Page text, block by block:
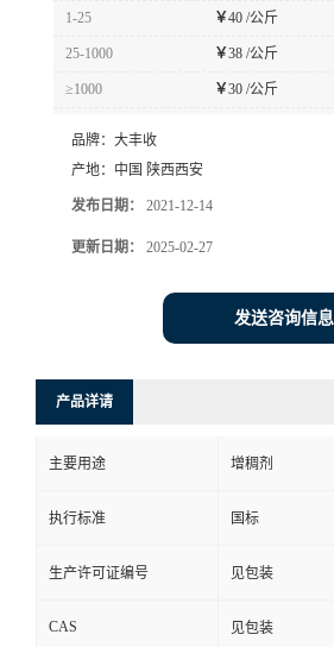
1-25 ￥40 /公斤
25-1000 ￥38 /公斤
≥1000 ￥30 /公斤
品牌： 大丰收
产地： 中国 陕西西安
发布日期： 2021-12-14
更新日期： 2025-02-27
发送咨询信息
产品详请
主要用途 增稠剂
执行标准 国标
生产许可证编号 见包装
CAS 见包装